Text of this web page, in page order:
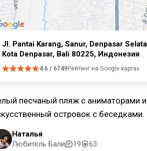
Jl. Pantai Karang, Sanur, Denpasar
Kota Denpasar, Bali 80225, Индонезия
4.6 / 6749 Рейтинг на Google картах
песчаный пляж с аниматорами
островок с беседками.
Наталья
Любитель Бали
19 63